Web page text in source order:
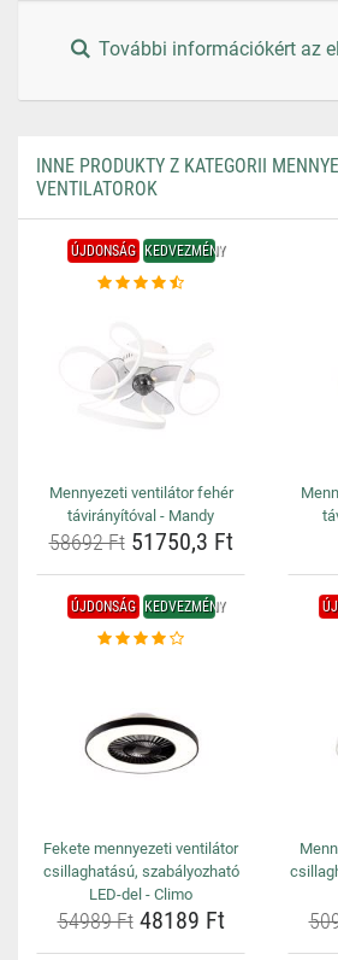
További információkért az
INNE PRODUKTY Z KATEGORII
VENTILATOROK
ÚJDONSÁG KEDVEZMÉNY
Mennyezeti ventilátor fehér
távirányítóval - Mandy
58692 Ft51750,3 Ft
ÚJDONSÁG KEDVEZMÉNY
Fekete mennyezeti ventilátor
csillaghatású, szabályozható
LED-del - Climo
54989 Ft48189 Ft